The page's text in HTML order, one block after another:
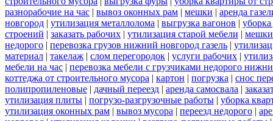
разнорабочие на час | вывоз оконных рам | мешки | аренда
новгород | утилизация металлолома | выгрузка вагонов |
строений | заказать рабочих | утилизация старой мебели |
недорого | перевозка грузов нижний новгород газель |
материал | такелаж | слом перегородок | услуги рабочих |
мебели на час | перевозка мебели с грузчиками недорого
коттеджа от строительного мусора | картон | погрузка | снос
полипропиленовые | дачный переезд | аренда самосвала |
утилизация плиты | погрузо-разгрузочные работы | уборка
утилизация оконных рам | вывоз мусора | переезд недорого |